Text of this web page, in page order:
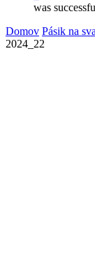
was
Domov Pásik na
2024_22